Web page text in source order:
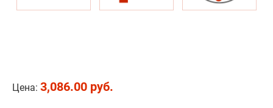
Цена: 3,086.00 руб.